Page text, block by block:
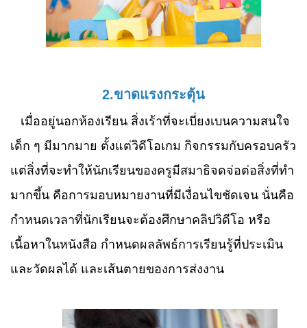
2.ขาดแรงกระตุ้น
เมื่ออยู่นอกห้องเรียน สิ่งเร้าที่จะเบี่ยงเบนความสนใจ
เด็ก ๆ มีมากมาย ตั้งแต่วิดีโอเกม กิจกรรมกับครอบครัว
แต่สิ่งที่จะทำให้นักเรียนของครูมีสมาธิจดจ่อต่อสิ่งที่ทำ
มากขึ้น คือการมอบหมายงานที่มีเงื่อนไขชัดเจน นั่นคือ
กำหนดเวลาที่นักเรียนจะต้องศึกษาคลิปวิดีโอ หรือ
เนื้อหาในหนังสือ กำหนดผลลัพธ์การเรียนรู้ที่ประเมิน
และวัดผลได้ และเส้นตายของการส่งงาน